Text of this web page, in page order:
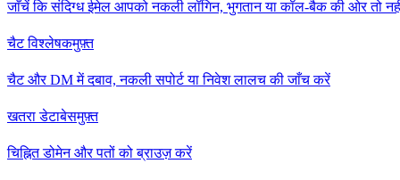
जाँचें कि संदिग्ध ईमेल आपको नकली लॉगिन, भुगतान या कॉल-बैक की ओर तो
चैट विश्लेषकमुफ़्त
चैट और DM में दबाव, नकली सपोर्ट या निवेश लालच की जाँच करें
खतरा डेटाबेसमुफ़्त
चिह्नित डोमेन और पतों को ब्राउज़ करें